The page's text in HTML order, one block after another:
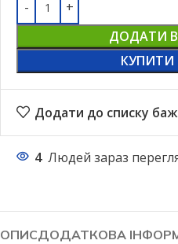
ДОДАТИ
КУПИТИ
Додати до списку
4 Людей зараз
ОПИСДОДАТКОВА